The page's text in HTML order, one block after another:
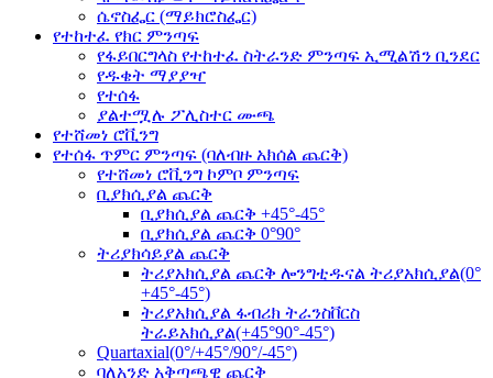
ሴኖስፌር (ማይክሮስፌር)
የተከተፈ የክር ምንጣፍ
የፋይበርግላስ የተከተፈ ስትራንድ ምንጣፍ ኢሚልሽን ቢንደር
የዱቄት ማያያዣ
የተሰፋ
ያልተሟሉ ፖሊስተር ሙጫ
የተሸመነ ሮቪንግ
የተሰፋ ጥምር ምንጣፍ (ባለብዙ አክሰል ጨርቅ)
የተሸመነ ሮቪንግ ኮምቦ ምንጣፍ
ቢያክሲያል ጨርቅ
ቢያክሲያል ጨርቅ +45°-45°
ቢያክሲያል ጨርቅ 0°90°
ትሪያክሳይያል ጨርቅ
ትሪያአክሲያል ጨርቅ ሎንግቲዱናል ትሪያአክሲያል(0°
+45°-45°)
ትሪያአክሲያል ፋብሪክ ትራንስቨርስ
ትራይአክሲያል(+45°90°-45°)
Quartaxial(0°/+45°/90°/-45°)
ባለአንድ አቅጣጫዊ ጨርቅ